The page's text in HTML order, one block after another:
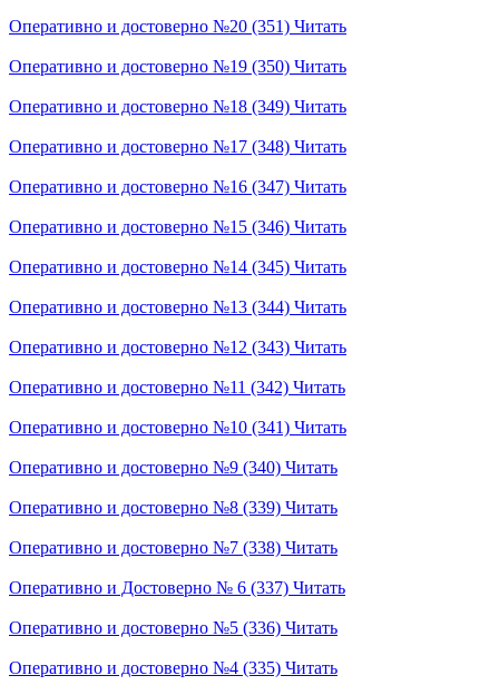
Оперативно и достоверно №20 (351) Читать
Оперативно и достоверно №19 (350) Читать
Оперативно и достоверно №18 (349) Читать
Оперативно и достоверно №17 (348) Читать
Оперативно и достоверно №16 (347) Читать
Оперативно и достоверно №15 (346) Читать
Оперативно и достоверно №14 (345) Читать
Оперативно и достоверно №13 (344) Читать
Оперативно и достоверно №12 (343) Читать
Оперативно и достоверно №11 (342) Читать
Оперативно и достоверно №10 (341) Читать
Оперативно и достоверно №9 (340) Читать
Оперативно и достоверно №8 (339) Читать
Оперативно и достоверно №7 (338) Читать
Оперативно и Достоверно № 6 (337) Читать
Оперативно и достоверно №5 (336) Читать
Оперативно и достоверно №4 (335) Читать